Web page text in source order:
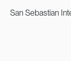
San Sebastian